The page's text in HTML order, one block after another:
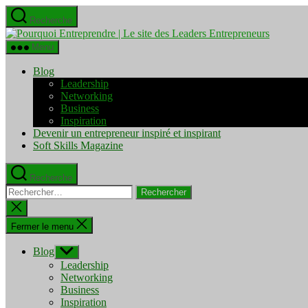
Aller
au
contenu
Recherche
Pourquoi
Menu
Blog
Leadership
Networking
Business
Inspiration
Devenir un entrepreneur inspiré et inspirant
Soft Skills Magazine
Recherche
Rechercher :
Fermer
la
recherche
Fermer le menu
Blog Afficher
le
sous-
menu
Leadership
Networking
Business
Inspiration